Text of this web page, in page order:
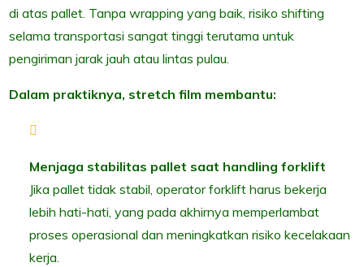
di atas pallet. Tanpa wrapping yang baik, risiko shifting
selama transportasi sangat tinggi terutama untuk
pengiriman jarak jauh atau lintas pulau.
Dalam praktiknya, stretch film membantu:
Menjaga stabilitas pallet saat handling forklift
Jika pallet tidak stabil, operator forklift harus bekerja
lebih hati-hati, yang pada akhirnya memperlambat
proses operasional dan meningkatkan risiko kecelakaan
kerja.